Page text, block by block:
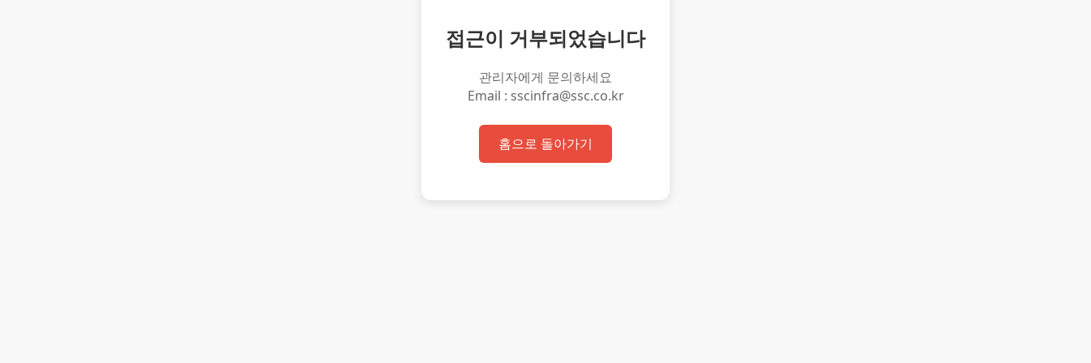
접근이 거부되었습니다
관리자에게 문의하세요
Email : sscinfra@ssc.co.kr
홈으로 돌아가기